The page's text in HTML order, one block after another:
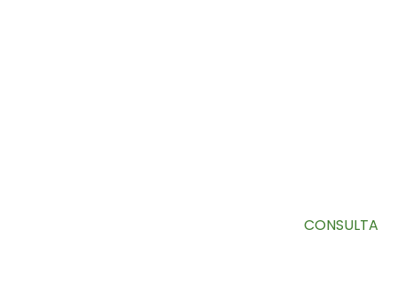
CONSULTA